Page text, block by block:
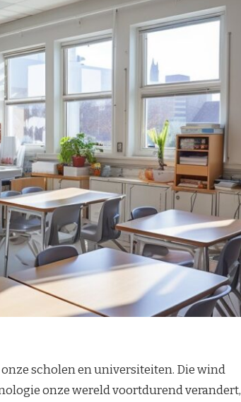
scholen en universiteiten. Die wind
onze wereld voortdurend verandert,